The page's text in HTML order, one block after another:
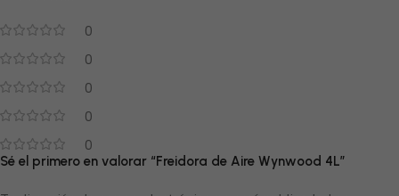
0
0
0
0
0
Sé el primero en valorar “Freidora de Aire Wynwood 4L”